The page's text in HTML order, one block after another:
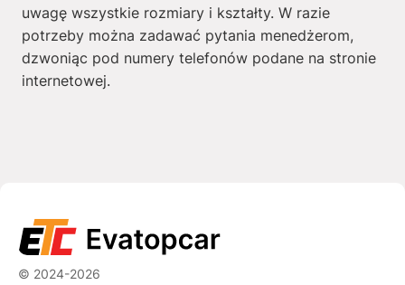
uwagę wszystkie rozmiary i kształty. W razie
potrzeby można zadawać pytania menedżerom,
dzwoniąc pod numery telefonów podane na stronie
internetowej.
© 2024-2026